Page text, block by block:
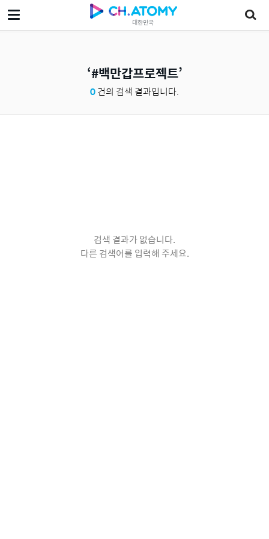
대한민국
#백만갑프로젝트
0건의 검색 결과입니다.
검색 결과가 없습니다.
다른 검색어를 입력해 주세요.